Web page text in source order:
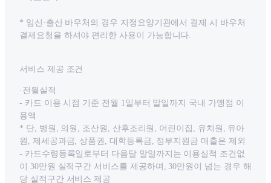
* 임신·출산 바우처의 경우 지정요양기관에서 결제 시 바우처
결제요청을 하셔야 편리한 사용이 가능합니다.
서비스 제공 조건
·전월실적
- 카드 이용 시점 기준 전월 1일부터 말일까지 국내 가맹점 이
용액
* 단, 병원, 의원, 조산원, 산후조리원, 어린이집, 유치원, 유아
원, 제세공과금, 상품권, 대학등록금, 정부지원금 매출은 제외
- 카드수령등록일로부터 다음달 말일까지는 이용실적 조건없
이 30만원 실적구간 서비스를 제공하며, 30만원이 넘는 경우 해
당 실적구간 서비스 제공